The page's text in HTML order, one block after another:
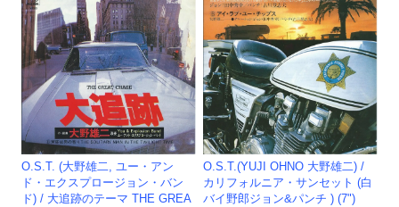
O.S.T. (大野雄二, ユー・アン
ド・エクスプロージョン・バン
ド) / 大追跡のテーマ THE GREA
O.S.T.(YUJI OHNO 大野雄二) /
カリフォルニア・サンセット (白
バイ野郎ジョン&パンチ ) (7")